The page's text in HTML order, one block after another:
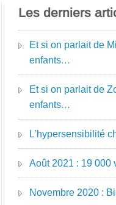
Les derniers
Et si on parlait de
enfants…
Et si on parlait de
enfants…
L’hypersensibilité
Août 2021 : 19 000
Novembre 2020 :